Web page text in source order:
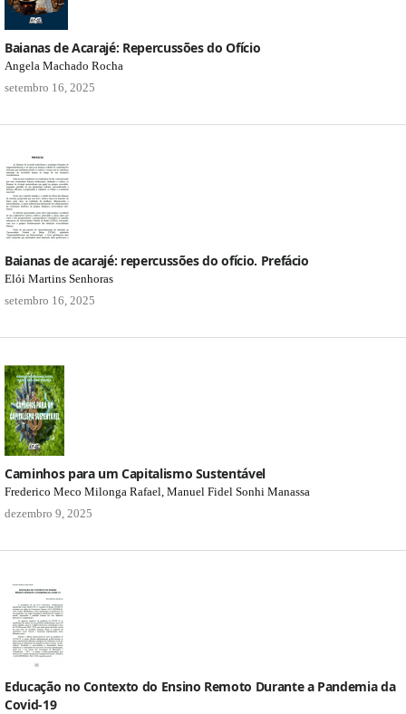
Baianas de Acarajé: Repercussões do Ofício
Angela Machado Rocha
setembro 16, 2025
Baianas de acarajé: repercussões do ofício. Prefácio
Elói Martins Senhoras
setembro 16, 2025
Caminhos para um Capitalismo Sustentável
Frederico Meco Milonga Rafael, Manuel Fidel Sonhi Manassa
dezembro 9, 2025
Educação no Contexto do Ensino Remoto Durante a Pandemia da
Covid-19